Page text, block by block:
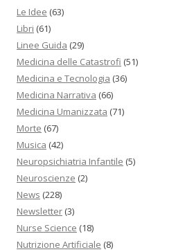
Le Idee (63)
Libri (61)
Linee Guida (29)
Medicina delle Catastrofi (51)
Medicina e Tecnologia (36)
Medicina Narrativa (66)
Medicina Umanizzata (71)
Morte (67)
Musica (42)
Neuropsichiatria Infantile (5)
Neuroscienze (2)
News (228)
Newsletter (3)
Nurse Science (18)
Nutrizione Artificiale (8)